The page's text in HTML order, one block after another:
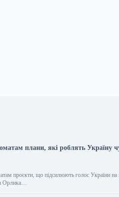
плани, які роблять Україну
проєкти, що підсилюють голос України на
Орлика…